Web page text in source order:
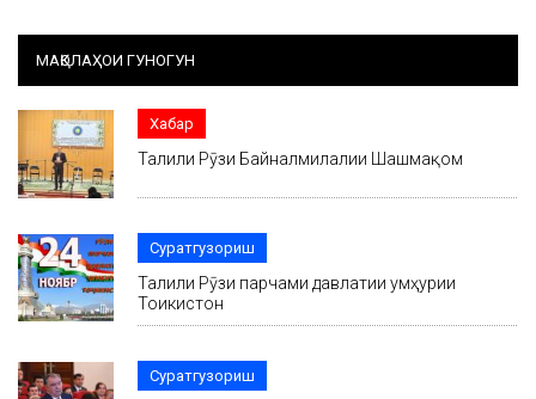
МАҚОЛАҲОИ ГУНОГУН
Хабар
Таҷлили Рӯзи Байналмилалии Шашмақом
Суратгузориш
Таҷлили Рӯзи парчами давлатии ҷумҳурии
Тоҷикистон
Суратгузориш